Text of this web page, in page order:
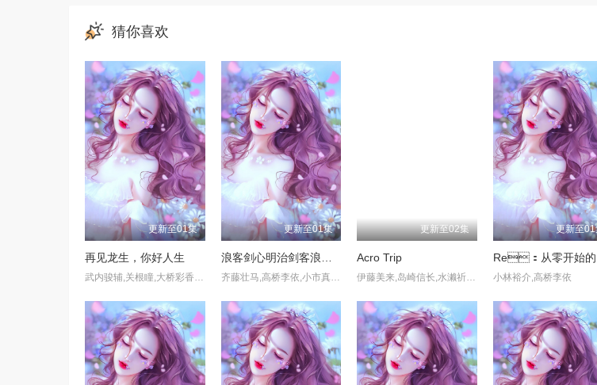
猜你喜欢
更新至01集
再见龙生，你好人生
武内骏辅,关根瞳,大桥彩香,佐佐木未来,松永茜,石毛翔弥,天海由梨奈,朝日奈丸佳,水中雅章,小仓唯,野津山幸宏,日野聪,金元寿子,松冈美里,松井惠理子
更新至01集
浪客剑心明治剑客浪漫谭第二季
齐藤壮马,高桥李依,小市真琴,八代拓,大西沙织,内田雄马,日野聪,古川慎,山下大辉,山根绮,中村悠一
更新至02集
Acro Trip
伊藤美来,岛崎信长,水濑祈,河西健吾,森久保祥太郎,花井美春,泽城千春,子安武人,相马康一,龟山雄慈
更新至01
小林裕介,高桥李依